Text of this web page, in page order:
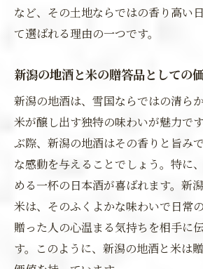
など、その土地ならではの香り高い
て選ばれる理由の一つです。
新潟の地酒と米の贈答品としての
新潟の地酒は、雪国ならではの清ら
米が醸し出す独特の味わいが魅力で
ぶ際、新潟の地酒はその香りと旨み
な感動を与えることでしょう。特に
める一杯の日本酒が喜ばれます。新
米は、そのふくよかな味わいで日常
贈った人の心温まる気持ちを相手に
す。このように、新潟の地酒と米は